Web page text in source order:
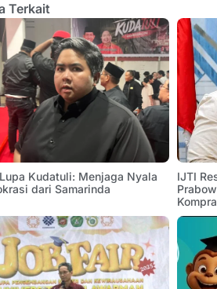
Terkait
Kudatuli: Menjaga Nyala
dari Samarinda
IJTI